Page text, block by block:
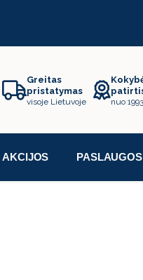
Greitas
pristatymas
visoje Lietuvoje nuo
AKCIJOS PASLAUGOS